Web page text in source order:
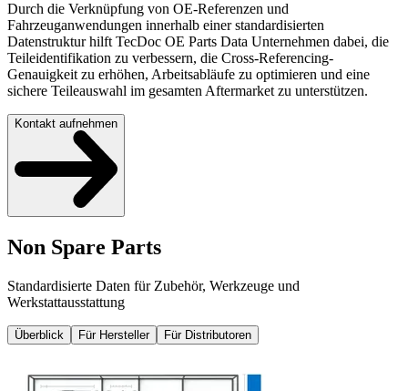
Durch die Verknüpfung von OE-Referenzen und
Fahrzeuganwendungen innerhalb einer standardisierten
Datenstruktur hilft TecDoc OE Parts Data Unternehmen dabei, die
Teileidentifikation zu verbessern, die Cross-Referencing-
Genauigkeit zu erhöhen, Arbeitsabläufe zu optimieren und eine
sichere Teileauswahl im gesamten Aftermarket zu unterstützen.
Kontakt aufnehmen
Non Spare Parts
Standardisierte Daten für Zubehör, Werkzeuge und
Werkstattausstattung
Überblick Für Hersteller Für Distributoren